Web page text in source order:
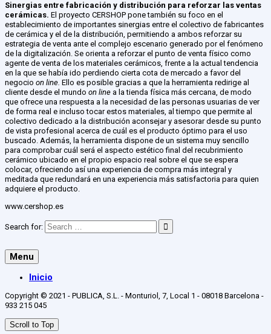
Sinergias entre fabricación y distribución para reforzar las ventas
cerámicas. El proyecto CERSHOP pone también su foco en el
establecimiento de importantes sinergias entre el colectivo de fabricantes
de cerámica y el de la distribución, permitiendo a ambos reforzar su
estrategia de venta ante el complejo escenario generado por el fenómeno
de la digitalización. Se orienta a reforzar el punto de venta físico como
agente de venta de los materiales cerámicos, frente a la actual tendencia
en la que se había ido perdiendo cierta cota de mercado a favor del
negocio on line. Ello es posible gracias a que la herramienta redirige al
cliente desde el mundo on line a la tienda física más cercana, de modo
que ofrece una respuesta a la necesidad de las personas usuarias de ver
de forma real e incluso tocar estos materiales, al tiempo que permite al
colectivo dedicado a la distribución aconsejar y asesorar desde su punto
de vista profesional acerca de cuál es el producto óptimo para el uso
buscado. Además, la herramienta dispone de un sistema muy sencillo
para comprobar cuál será el aspecto estético final del recubrimiento
cerámico ubicado en el propio espacio real sobre el que se espera
colocar, ofreciendo así una experiencia de compra más integral y
meditada que redundará en una experiencia más satisfactoria para quien
adquiere el producto.
www.cershop.es
Search for:
Menu
Inicio
Copyright © 2021 - PUBLICA, S.L. - Monturiol, 7, Local 1 - 08018 Barcelona -
933 215 045
Scroll to Top